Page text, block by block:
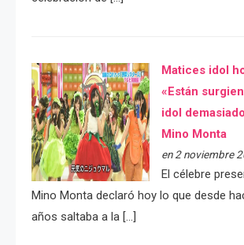
Matices idol
«Están
idol
Mino Monta
en 2 noviembre
El célebre
Mino Monta declaró hoy lo que desde
años saltaba a la […]